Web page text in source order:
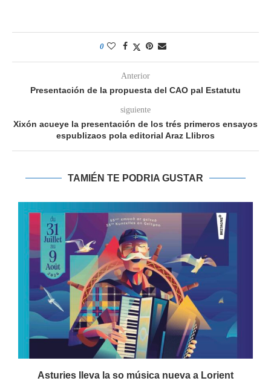
0
Anterior
Presentación de la propuesta del CAO pal Estatutu
siguiente
Xixón acueye la presentación de los trés primeros ensayos
espublizaos pola editorial Araz Llibros
TAMIÉN TE PODRIA GUSTAR
Asturies lleva la so música nueva a Lorient